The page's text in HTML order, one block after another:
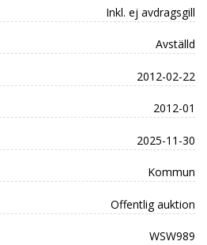
Inkl. ej avdragsgill
Avställd
2012-02-22
2012-01
2025-11-30
Kommun
Offentlig auktion
WSW989